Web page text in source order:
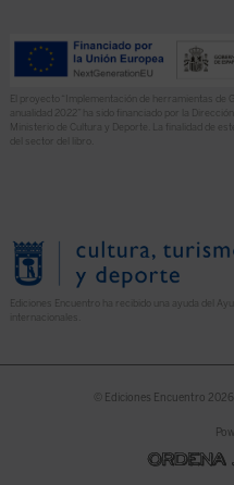
El proyecto “Implementación de herramientas de
anualidad 2022” ha sido financiado por la
Ministerio de Cultura y Deporte. La finalidad de
del sector del libro.
Ediciones Encuentro ha recibido una ayuda del
© Ediciones Encuentro